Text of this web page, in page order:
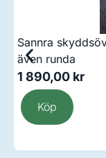
Sannra
även runda
1 890,00 kr
Köp